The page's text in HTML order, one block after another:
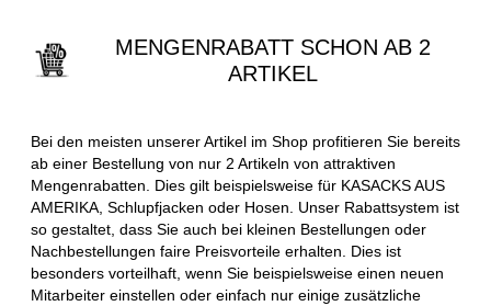
MENGENRABATT SCHON AB 2
ARTIKEL
Bei den meisten unserer Artikel im Shop profitieren Sie bereits
ab einer Bestellung von nur 2 Artikeln von attraktiven
Mengenrabatten. Dies gilt beispielsweise für KASACKS AUS
AMERIKA, Schlupfjacken oder Hosen. Unser Rabattsystem ist
so gestaltet, dass Sie auch bei kleinen Bestellungen oder
Nachbestellungen faire Preisvorteile erhalten. Dies ist
besonders vorteilhaft, wenn Sie beispielsweise einen neuen
Mitarbeiter einstellen oder einfach nur einige zusätzliche